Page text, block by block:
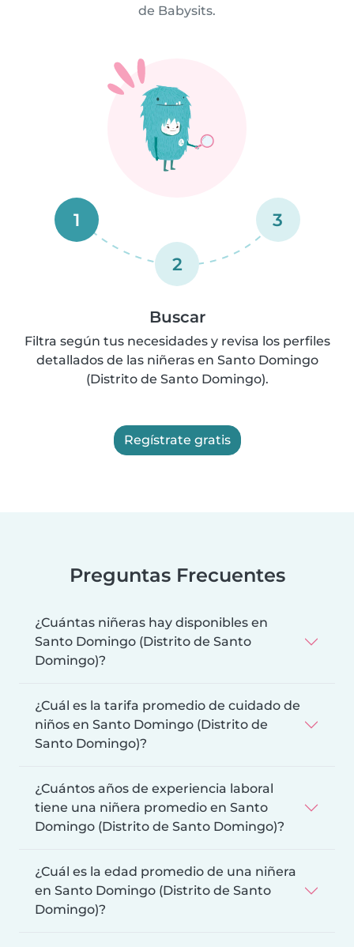
de Babysits.
1
2
3
Buscar
Filtra según tus necesidades y revisa los perfiles
detallados de las niñeras en Santo Domingo
(Distrito de Santo Domingo).
Regístrate gratis
Preguntas Frecuentes
¿Cuántas niñeras hay disponibles en
Santo Domingo (Distrito de Santo
Domingo)?
¿Cuál es la tarifa promedio de cuidado de
niños en Santo Domingo (Distrito de
Santo Domingo)?
¿Cuántos años de experiencia laboral
tiene una niñera promedio en Santo
Domingo (Distrito de Santo Domingo)?
¿Cuál es la edad promedio de una niñera
en Santo Domingo (Distrito de Santo
Domingo)?